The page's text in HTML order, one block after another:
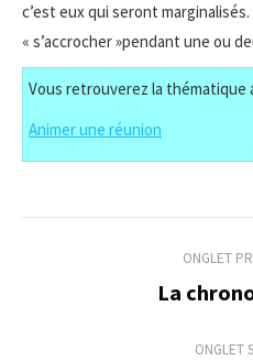
c’est eux qui seront
« s’accrocher »pendant une ou
Vous retrouverez la thématique
Animer une réunion
commentaire
ONGLET
La
ONGLET